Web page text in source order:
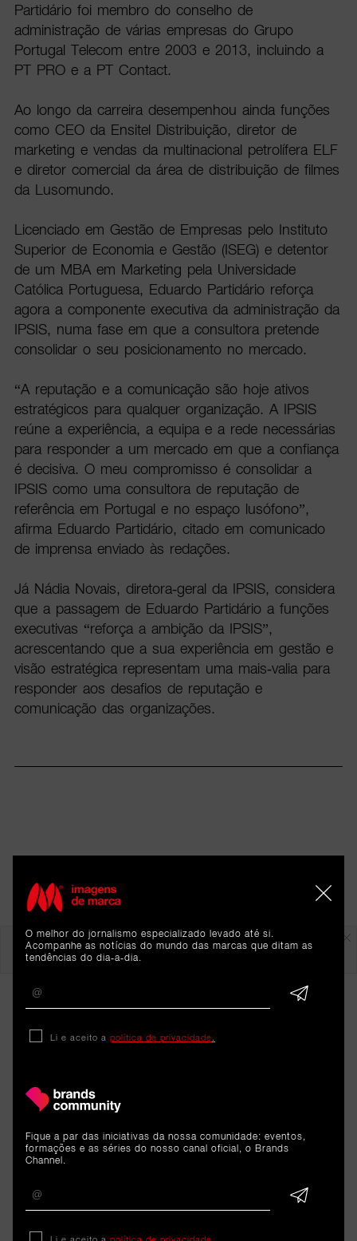
Partidário foi membro do conselho de
administração de várias empresas do Grupo
Portugal Telecom entre 2003 e 2013, incluindo a
PT PRO e a PT Contact.
Ao longo da carreira desempenhou ainda funções
como CEO da Ensitel Distribuição, diretor de
marketing e vendas da multinacional petrolífera ELF
e diretor comercial da área de distribuição de filmes
da Lusomundo.
Licenciado em Gestão de Empresas pelo Instituto
Superior de Economia e Gestão (ISEG) e detentor
de um MBA em Marketing pela Universidade
Católica Portuguesa, Eduardo Partidário reforça
agora a componente executiva da administração da
IPSIS, numa fase em que a consultora pretende
consolidar o seu posicionamento no mercado.
“A reputação e a comunicação são hoje ativos
estratégicos para qualquer organização. A IPSIS
reúne a experiência, a equipa e a rede necessárias
para responder a um mercado em que a confiança
é decisiva. O meu compromisso é consolidar a
IPSIS como uma consultora de reputação de
referência em Portugal e no espaço lusófono”,
afirma Eduardo Partidário, citado em comunicado
de imprensa enviado às redações.
Já Nádia Novais, diretora-geral da IPSIS, considera
que a passagem de Eduardo Partidário a funções
executivas “reforça a ambição da IPSIS”,
acrescentando que a sua experiência em gestão e
visão estratégica representam uma mais-valia para
responder aos desafios de reputação e
comunicação das organizações.
Em destaque
ARTIGOS
RELACIONADOS
O melhor do jornalismo especializado levado até si.
Acompanhe as notícias do mundo das marcas que ditam as
tendências do dia-a-dia.
Li e aceito a política de privacidade.
Fique a par das iniciativas da nossa comunidade: eventos,
formações e as séries do nosso canal oficial, o Brands
Channel.